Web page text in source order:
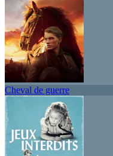
Cheval de guerre